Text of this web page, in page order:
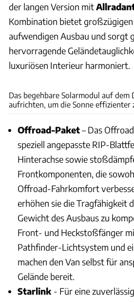
der langen Version mit
Kombination bietet
aufwendigen Ausbau und sorgt
hervorragende
luxuriösen Interieur harmoniert.
Das begehbare Solarmodul auf dem
aufrichten, um die Sonne effizienter
Offroad-Paket– Das
speziell angepasste RIP-
Hinterachse sowie
Frontkomponenten, die
Offroad-Fahrkomfort
erhöhen sie die Tragfähigkeit
Gewicht des Ausbaus zu
Front- und Heckstoßfänger
Pathfinder-Lichtsystem und
machen den Van selbst für
Gelände bereit.
Starlink - Für eine